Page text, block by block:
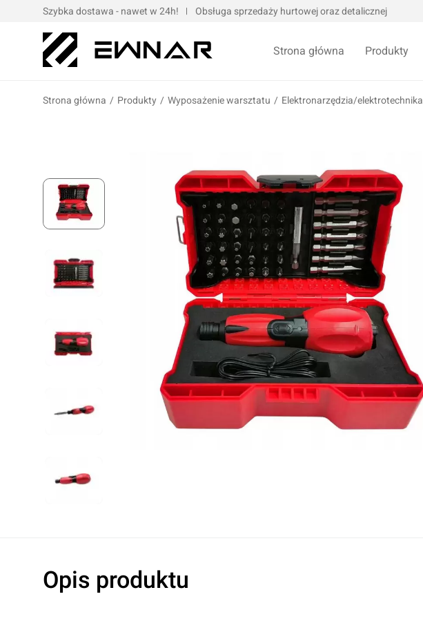
Szybka dostawa - nawet w 24h! Obsługa sprzedaży hurtowej oraz detalicznej
Strona główna Produkty
Bity, nasadki, końcówki
Wulkanizacja
Kompresory i narzędzia pneumatyczne
Prasy oraz narzędzia hydrauliczne
Wózki i zestawy narzędziowe
Noże
Akcesoria do elektronarzędzi
Obejmy metalowe
Taśmy
Oleje silnikowe
Oleje przekładniowe
Oleje motocyklowe
Oleje hydrauliczne
Oleje do samochodów ciężarowych
Oleje do maszyn rolniczych
Płyny hamulcowe
Płyny chłodnicze
Dodatki do oleju i płynów
Strona główna / Produkty / Wyposażenie warsztatu / Elektronarzędzia/elektrotechnika
Opis produktu